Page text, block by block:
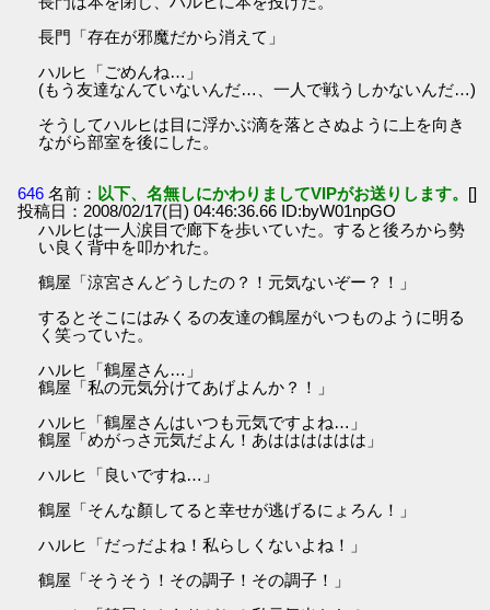
長門「存在が邪魔だから消えて」
ハルヒ「ごめんね…」
(もう友達なんていないんだ…、一人で戦うしかないんだ…)
そうしてハルヒは目に浮かぶ滴を落とさぬように上を向き
ながら部室を後にした。
646 名前： 以下、名無しにかわりましてVIPがお送りします。 []
投稿日：2008/02/17(日) 04:46:36.66 ID:byW01npGO
ハルヒは一人涙目で廊下を歩いていた。すると後ろから勢
い良く背中を叩かれた。
鶴屋「涼宮さんどうしたの？！元気ないぞー？！」
するとそこにはみくるの友達の鶴屋がいつものように明る
く笑っていた。
ハルヒ「鶴屋さん…」
鶴屋「私の元気分けてあげよんか？！」
ハルヒ「鶴屋さんはいつも元気ですよね…」
鶴屋「めがっさ元気だよん！あはははははは」
ハルヒ「良いですね…」
鶴屋「そんな顏してると幸せが逃げるにょろん！」
ハルヒ「だっだよね！私らしくないよね！」
鶴屋「そうそう！その調子！その調子！」